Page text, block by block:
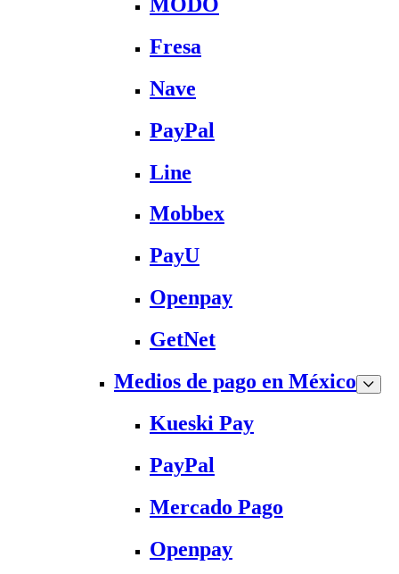
Fresa
Nave
PayPal
Line
Mobbex
PayU
Openpay
GetNet
Medios de pago en México
Kueski Pay
PayPal
Mercado Pago
Openpay